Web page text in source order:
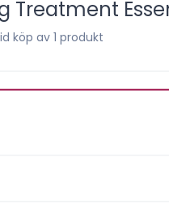
Treatment
köp av 1 produkt